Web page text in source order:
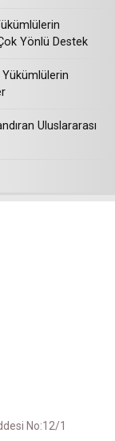
Yönlü Destek
Uluslararası
No:12/1